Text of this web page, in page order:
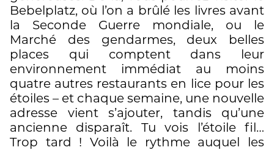
Bebelplatz, où l’on a brûlé les livres avant
la Seconde Guerre mondiale, ou le
Marché des gendarmes, deux belles
places qui comptent dans leur
environnement immédiat au moins
quatre autres restaurants en lice pour les
étoiles – et chaque semaine, une nouvelle
adresse vient s’ajouter, tandis qu’une
ancienne disparaît. Tu vois l’étoile fil…
Trop tard ! Voilà le rythme auquel les